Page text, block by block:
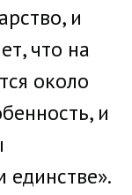
и
что на
около
и
единстве».